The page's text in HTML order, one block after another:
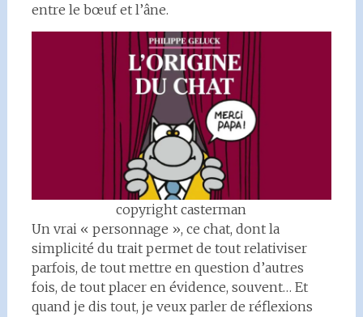
entre le bœuf et l’âne.
copyright casterman
Un vrai « personnage », ce chat, dont la
simplicité du trait permet de tout relativiser
parfois, de tout mettre en question d’autres
fois, de tout placer en évidence, souvent… Et
quand je dis tout, je veux parler de réflexions